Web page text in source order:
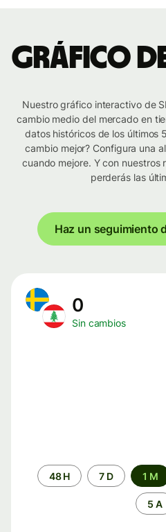
Gráfico de
Nuestro gráfico interactivo de
cambio medio del mercado en
datos históricos de los últimos
cambio mejor? Configura una
cuando mejore. Y con nuestros
perderás las
Haz un seguimiento
0
Sin cambios
Periodo48 H 7 D 1 M
5 A